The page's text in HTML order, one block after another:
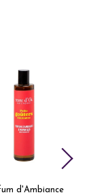
d'Ambiance